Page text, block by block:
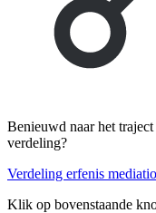
Benieuwd naar het
verdeling?
Verdeling erfenis
Klik op bovenstaande